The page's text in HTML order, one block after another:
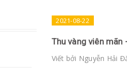
2021-08-22
Thu vàng viên
Viết bởi Nguyễn Hải